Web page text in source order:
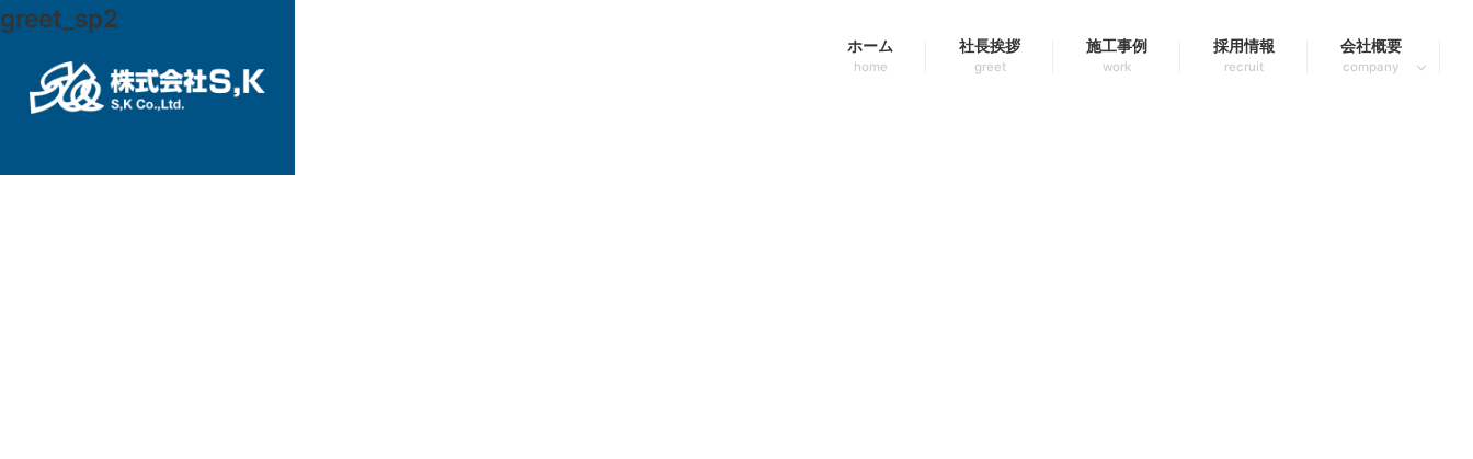
ホーム
home
社長挨拶
greet
施工事例
work
採用情報
recruit
会社概要
company
greet_sp2